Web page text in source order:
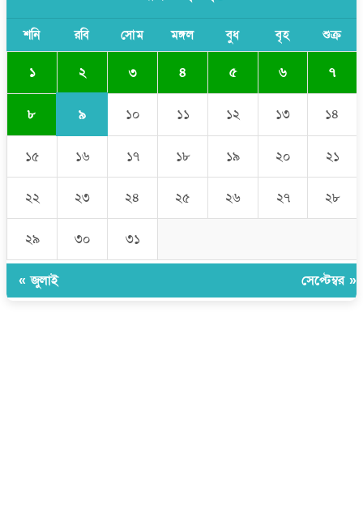
ভারতের পূর্ব সীমান্তে এখন ‘আরেকটি পাকিস্তান’ গড়ে উঠেছে: সজীব
ওয়াজেদ জয়
শনি রবি সোম মঙ্গল বুধ বৃহ শুক্র
১ ২ ৩ ৪ ৫ ৬ ৭
৮ ৯ ১০ ১১ ১২ ১৩ ১৪
১৫ ১৬ ১৭ ১৮ ১৯ ২০ ২১
২২ ২৩ ২৪ ২৫ ২৬ ২৭ ২৮
২৯ ৩০ ৩১
« জুলাই সেপ্টেম্বর »